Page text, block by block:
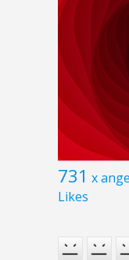
731 x
Likes